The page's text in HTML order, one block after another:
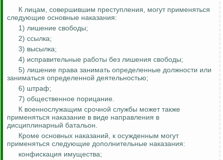
К лицам, совершившим преступления, могут применяться
следующие основные наказания:
1) лишение свободы;
2) ссылка;
3) высылка;
4) исправительные работы без лишения свободы;
5) лишение права занимать определенные должности или
заниматься определенной деятельностью;
6) штраф;
7) общественное порицание.
К военнослужащим срочной службы может также
применяться наказание в виде направления в
дисциплинарный батальон.
Кроме основных наказаний, к осужденным могут
применяться следующие дополнительные наказания:
конфискация имущества;